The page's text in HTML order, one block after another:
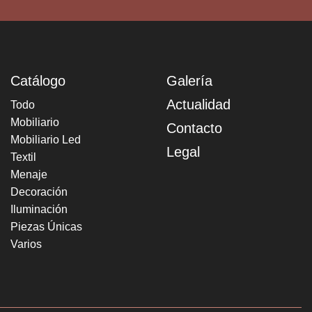
Catálogo
Todo
Mobiliario
Mobiliario Led
Textil
Menaje
Decoración
Iluminación
Piezas Únicas
Varios
Galería
Actualidad
Contacto
Legal